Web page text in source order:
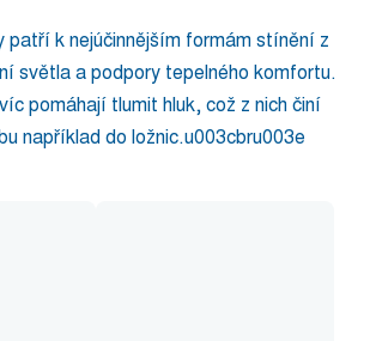
patří k nejúčinnějším formám stínění z
světla a podpory tepelného komfortu.
pomáhají tlumit hluk, což z nich činí
například do ložnic.u003cbru003e